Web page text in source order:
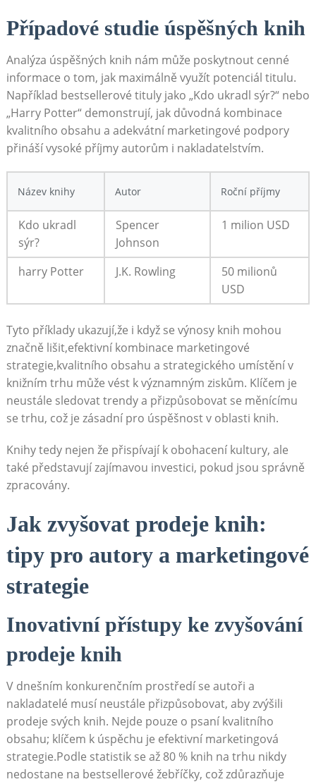
Případové studie úspěšných knih
Analýza úspěšných knih nám může poskytnout cenné
informace o tom, jak maximálně využít potenciál titulu.
Například bestsellerové tituly jako „Kdo ukradl sýr?“ nebo
„Harry Potter“ demonstrují, jak důvodná kombinace
kvalitního obsahu a adekvátní marketingové podpory
přináší vysoké příjmy autorům i nakladatelstvím.
Název knihy Autor Roční příjmy
Kdo ukradl
sýr?
Spencer
Johnson
1 milion USD
harry Potter J.K. Rowling
50 milionů
USD
Tyto příklady ukazují,že i když se výnosy knih mohou
značně lišit,efektivní kombinace marketingové
strategie,kvalitního obsahu a strategického umístění v
knižním trhu může vést k významným ziskům. Klíčem je
neustále sledovat trendy a přizpůsobovat se měnícímu
se trhu, což je zásadní pro úspěšnost v oblasti knih.
Knihy tedy nejen že přispívají k obohacení kultury, ale
také představují zajímavou investici, pokud jsou správně
zpracovány.
Jak zvyšovat prodeje knih:
tipy pro autory a marketingové
strategie
Inovativní přístupy ke zvyšování
prodeje knih
V dnešním konkurenčním prostředí se autoři a
nakladatelé musí neustále přizpůsobovat, aby zvýšili
prodeje svých knih. Nejde pouze o psaní kvalitního
obsahu; klíčem k úspěchu je efektivní marketingová
strategie.Podle statistik se až 80 % knih na trhu nikdy
nedostane na bestsellerové žebříčky, což zdůrazňuje